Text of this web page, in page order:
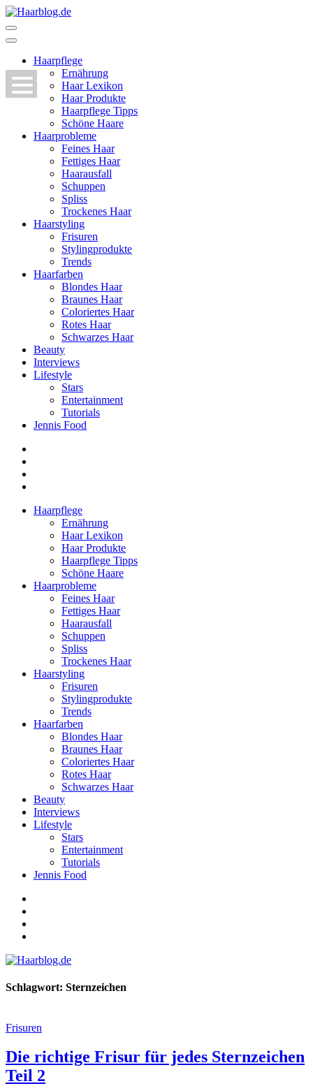
Zum
Inhalt
springen
drücken)Haarpflege
Ernährung
Haar Lexikon
Haar Produkte
Haarpflege Tipps
Schöne Haare
Haarprobleme
Feines Haar
Fettiges Haar
Haarausfall
Schuppen
Spliss
Trockenes Haar
Haarstyling
Frisuren
Stylingprodukte
Trends
Haarfarben
Blondes Haar
Braunes Haar
Coloriertes Haar
Rotes Haar
Schwarzes Haar
Beauty
Interviews
Lifestyle
Stars
Entertainment
Tutorials
Jennis Food
Haarpflege
Ernährung
Haar Lexikon
Haar Produkte
Haarpflege Tipps
Schöne Haare
Haarprobleme
Feines Haar
Fettiges Haar
Haarausfall
Schuppen
Spliss
Trockenes Haar
Haarstyling
Frisuren
Stylingprodukte
Trends
Haarfarben
Blondes Haar
Braunes Haar
Coloriertes Haar
Rotes Haar
Schwarzes Haar
Beauty
Interviews
Lifestyle
Stars
Entertainment
Tutorials
Jennis Food
Haarblog.de
Haarpflege | Haarstyling | Beauty | Entertainment
Schlagwort: Sternzeichen
Frisuren
Die richtige Frisur für jedes Sternzeichen
Teil 2